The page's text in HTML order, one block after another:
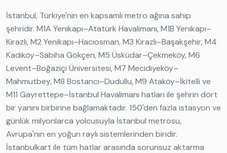
İstanbul, Türkiye'nin en kapsamlı metro ağına sahip
şehridir. M1A Yenikapı–Atatürk Havalimanı, M1B Yenikapı–
Kirazlı, M2 Yenikapı–Hacıosman, M3 Kirazlı–Başakşehir, M4
Kadıköy–Sabiha Gökçen, M5 Üsküdar–Çekmeköy, M6
Levent–Boğaziçi Üniversitesi, M7 Mecidiyeköy–
Mahmutbey, M8 Bostancı–Dudullu, M9 Ataköy–İkitelli ve
M11 Gayrettepe–İstanbul Havalimanı hatları ile şehrin dört
bir yanını birbirine bağlamaktadır. 150'den fazla istasyon ve
günlük milyonlarca yolcusuyla İstanbul metrosu,
Avrupa'nın en yoğun raylı sistemlerinden biridir.
İstanbulkart ile tüm hatlar arasında sorunsuz aktarma